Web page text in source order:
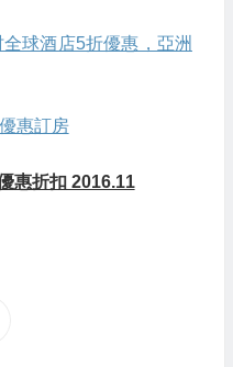
球酒店5折優惠，亞洲
惠訂房
惠折扣 2016.11